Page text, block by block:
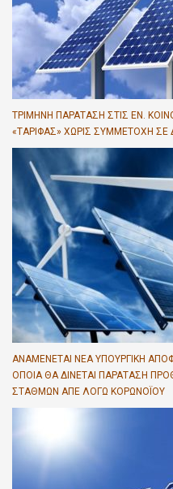
ΤΡΊΜΗΝΗ ΠΑΡΆΤΑΣΗ ΣΤΙΣ ΕΝ.
«ΤΑΡΊΦΑΣ» ΧΩΡΊΣ ΣΥΜΜΕΤΟΧΉ ΣΕ
ΑΝΑΜΈΝΕΤΑΙ ΝΈΑ ΥΠΟΥΡΓΙΚΉ
ΟΠΟΊΑ ΘΑ ΔΊΝΕΤΑΙ ΠΑΡΆΤΑΣΗ
ΣΤΑΘΜΏΝ ΑΠΕ ΛΌΓΩ ΚΟΡΩΝΟΪΟΎ